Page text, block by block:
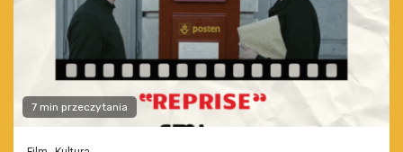
7 min przeczytania